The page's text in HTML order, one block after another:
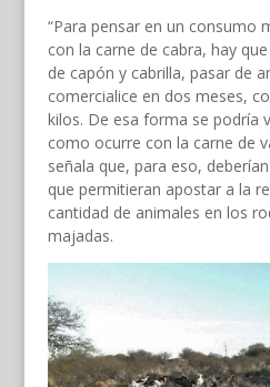
“Para pensar en un consumo
con la carne de cabra, hay
de capón y cabrilla, pasar de
comercialice en dos meses,
kilos. De esa forma se podría
como ocurre con la carne de
señala que, para eso,
que permitieran apostar a la
cantidad de animales en los
majadas.